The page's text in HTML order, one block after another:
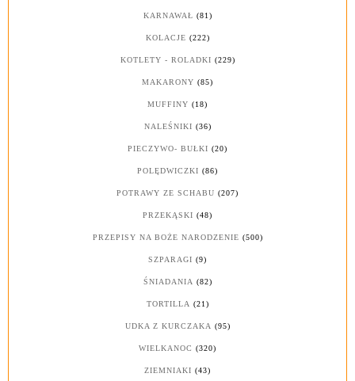
KARNAWAŁ (81)
KOLACJE (222)
KOTLETY - ROLADKI (229)
MAKARONY (85)
MUFFINY (18)
NALEŚNIKI (36)
PIECZYWO- BUŁKI (20)
POLĘDWICZKI (86)
POTRAWY ZE SCHABU (207)
PRZEKĄSKI (48)
PRZEPISY NA BOŻE NARODZENIE (500)
SZPARAGI (9)
ŚNIADANIA (82)
TORTILLA (21)
UDKA Z KURCZAKA (95)
WIELKANOC (320)
ZIEMNIAKI (43)